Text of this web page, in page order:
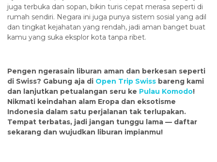
juga terbuka dan sopan, bikin turis cepat merasa seperti di
rumah sendiri. Negara ini juga punya sistem sosial yang adil
dan tingkat kejahatan yang rendah, jadi aman banget buat
kamu yang suka eksplor kota tanpa ribet.
Pengen ngerasain liburan aman dan berkesan seperti
di Swiss? Gabung aja di Open Trip Swiss bareng kami
dan lanjutkan petualangan seru ke Pulau Komodo!
Nikmati keindahan alam Eropa dan eksotisme
Indonesia dalam satu perjalanan tak terlupakan.
Tempat terbatas, jadi jangan tunggu lama — daftar
sekarang dan wujudkan liburan impianmu!